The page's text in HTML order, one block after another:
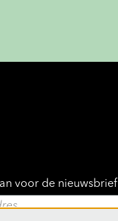
voor de nieuwsbrief